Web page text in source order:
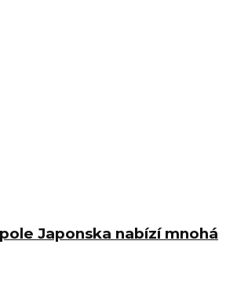
Japonska nabízí mnohá